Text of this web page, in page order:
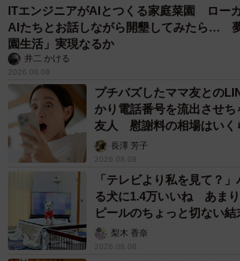
ITエンジニアがAIとつくる家庭菜園 ロー
AIたちとお話しながら開墾してみたら…
園生活」実現なるか
井二 かける
2026.08.08
プチバズしたママ友との
かり電話番号を流出させち
友人 慰謝料の相場はいく
解説】長澤 芳子
2026.08.08
「テレビより私を見て？
る犬に1.4万いいね あま
ピールのちょっと切ない結
梨木 香奈
2026.08.08